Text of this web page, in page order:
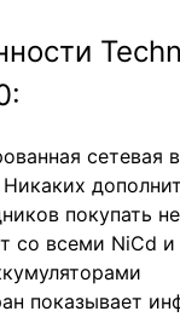
сетевая
покупать
со всеми NiCd и
показывает